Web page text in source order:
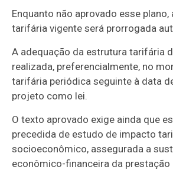
Enquanto não aprovado esse plano,
tarifária vigente será prorrogada
A adequação da estrutura tarifária
realizada, preferencialmente, no
tarifária periódica seguinte à data
projeto como lei.
O texto aprovado exige ainda que
precedida de estudo de impacto
socioeconômico, assegurada a
econômico-financeira da prestação